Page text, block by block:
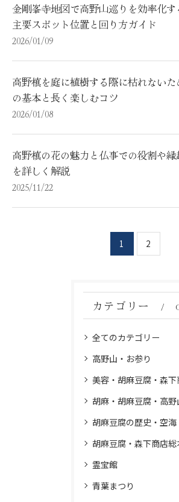
金剛峯寺地図で高野山巡りを効率化す
主要スポット位置と回り方ガイド
2026/01/09
高野槙を庭に植樹する際に枯れないた
の基本と長く楽しむコツ
2026/01/08
高野槙の花の魅力と仏事での役割や縁
を詳しく解説
2025/11/22
1 2
カテゴリー
全てのカテゴリー
高野山・お参り
美容・胡麻豆腐・森
胡麻・胡麻豆腐・高野
胡麻豆腐の歴史・空
胡麻豆腐・森下商店総
霊宝館
青葉まつり